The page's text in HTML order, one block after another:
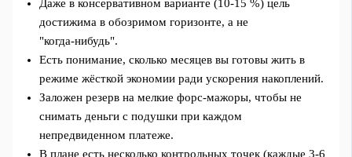
Даже в консервативном варианте (10-15 %) цель
достижима в обозримом горизонте, а не
"когда‑нибудь".
Есть понимание, сколько месяцев вы готовы жить в
режиме жёсткой экономии ради ускорения накоплений.
Заложен резерв на мелкие форс-мажоры, чтобы не
снимать деньги с подушки при каждом
непредвиденном платеже.
В плане есть несколько контрольных точек (каждые 3-6